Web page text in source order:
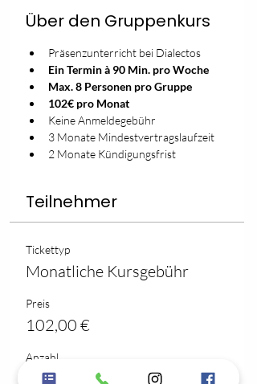
Über den Gruppenkurs
Präsenzunterricht bei Dialectos
Ein Termin à 90 Min. pro Woche
Max. 8 Personen pro Gruppe
102€ pro Monat
Keine Anmeldegebühr
3 Monate Mindestvertragslaufzeit
2 Monate Kündigungsfrist
Teilnehmer
Tickettyp
Monatliche Kursgebühr
Preis
102,00 €
Anzahl